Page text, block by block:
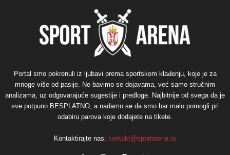
Portal smo pokrenuli iz ljubavi prema sportskom klađenju, koje je za
mnoge više od pasije. Ne bavimo se dojavama, već samo stručnim
analizama, uz odgovarajuće sugestije i predloge. Najbitnije od svega da je
sve potpuno BESPLATNO, a nadamo se da smo bar malo pomogli pri
odabiru parova koje dodajete na tikete.
Kontaktirajte nas: kontakt@sportarena.rs